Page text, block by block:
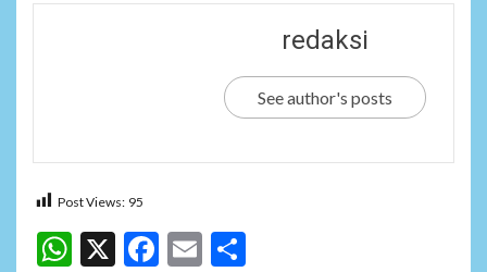
redaksi
See author's posts
Post Views: 95
WhatsApp
X Facebook
Email